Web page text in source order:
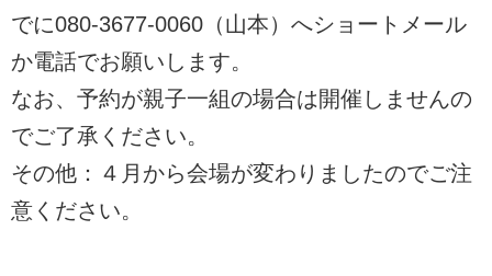
でに080-3677-0060（山本）へショートメール
か電話でお願いします。
なお、予約が親子一組の場合は開催しませんの
でご了承ください。
その他：４月から会場が変わりましたのでご注
意ください。